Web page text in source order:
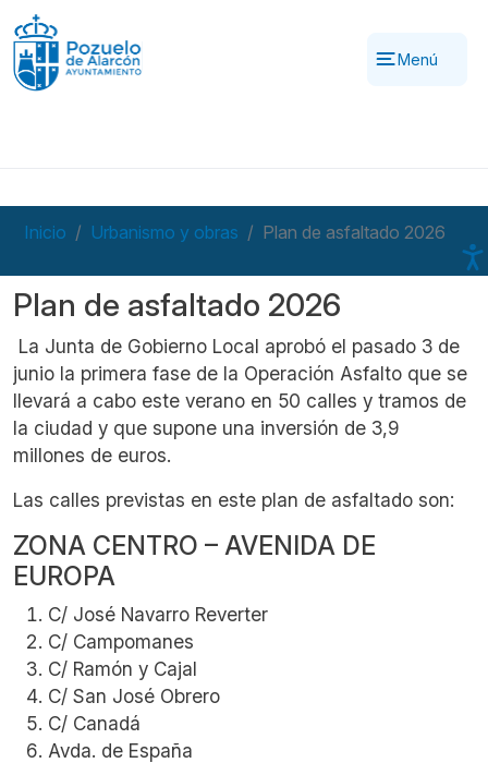
Pasar al contenido principal
Menú
Inicio Urbanismo y obras Plan de asfaltado 2026
Plan de asfaltado 2026
La Junta de Gobierno Local aprobó el pasado 3 de
junio la primera fase de la Operación Asfalto que se
llevará a cabo este verano en 50 calles y tramos de
la ciudad y que supone una inversión de 3,9
millones de euros.
Las calles previstas en este plan de asfaltado son:
ZONA CENTRO – AVENIDA DE
EUROPA
C/ José Navarro Reverter
C/ Campomanes
C/ Ramón y Cajal
C/ San José Obrero
C/ Canadá
Avda. de España